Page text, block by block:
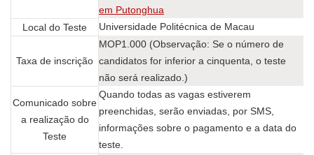
em Putonghua
Local do Teste
Universidade Politécnica de Macau
Taxa de inscrição
MOP1.000 (Observação: Se o número de
candidatos for inferior a cinquenta, o teste
não será realizado.)
Comunicado sobre
a realização do
Teste
Quando todas as vagas estiverem
preenchidas, serão enviadas, por SMS,
informações sobre o pagamento e a data do
teste.